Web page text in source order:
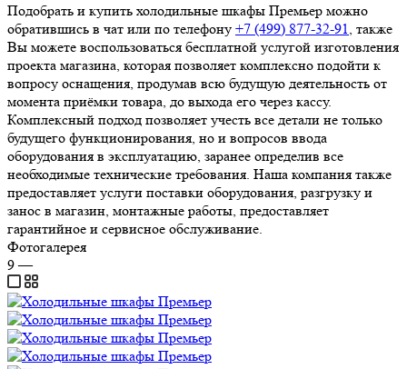
Подобрать и купить холодильные шкафы Премьер можно
обратившись в чат или по телефону +7 (499) 877-32-91 , также
Вы можете воспользоваться бесплатной услугой изготовления
проекта магазина, которая позволяет комплексно подойти к
вопросу оснащения, продумав всю будущую деятельность от
момента приёмки товара, до выхода его через кассу.
Комплексный подход позволяет учесть все детали не только
будущего функционирования, но и вопросов ввода
оборудования в эксплуатацию, заранее определив все
необходимые технические требования. Наша компания также
предоставляет услуги поставки оборудования, разгрузку и
занос в магазин, монтажные работы, предоставляет
гарантийное и сервисное обслуживание.
Фотогалерея
9 —